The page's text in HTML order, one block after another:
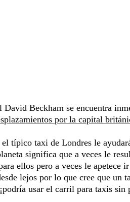
Beckham se encuentra
por la capital
típico taxi de Londres le
significa que a veces le
ellos pero a veces le
lejos por lo que cree que un
usar el carril para taxis